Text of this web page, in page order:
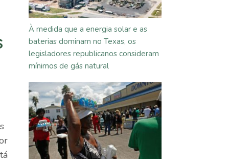
À medida que a energia solar e as
baterias dominam no Texas, os
legisladores republicanos consideram
mínimos de gás natural